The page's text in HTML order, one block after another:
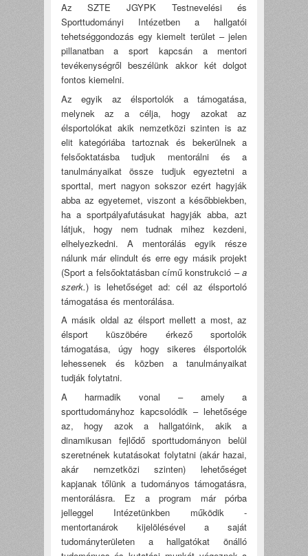
Az SZTE JGYPK Testnevelési és
Sporttudományi Intézetben a hallgatói
tehetséggondozás egy kiemelt terület – jelen
pillanatban a sport kapcsán a mentori
tevékenységről beszélünk akkor két dolgot
fontos kiemelni.
Az egyik az élsportolók a támogatása,
melynek az a célja, hogy azokat az
élsportolókat akik nemzetközi szinten is az
elit kategóriába tartoznak és bekerülnek a
felsőoktatásba tudjuk mentorálni és a
tanulmányaikat össze tudjuk egyeztetni a
sporttal, mert nagyon sokszor ezért hagyják
abba az egyetemet, viszont a későbbiekben,
ha a sportpályafutásukat hagyják abba, azt
látjuk, hogy nem tudnak mihez kezdeni,
elhelyezkedni. A mentorálás egyik része
nálunk már elindult és erre egy másik projekt
(Sport a felsőoktatásban című konstrukció –a
szerk.) is lehetőséget ad: cél az élsportoló
támogatása és mentorálása.
A másik oldal az élsport mellett a most, az
élsport küszöbére érkező sportolók
támogatása, úgy hogy sikeres élsportolók
lehessenek és közben a tanulmányaikat
tudják folytatni.
A harmadik vonal – amely a
sporttudományhoz kapcsolódik – lehetősége
az, hogy azok a hallgatóink, akik a
dinamikusan fejlődő sporttudományon belül
szeretnének kutatásokat folytatni (akár hazai,
akár nemzetközi szinten) lehetőséget
kapjanak tőlünk a tudományos támogatásra,
mentorálásra. Ez a program már pórba
jelleggel Intézetünkben működik -
mentortanárok kijelölésével a saját
tudományterületen a hallgatókat önálló